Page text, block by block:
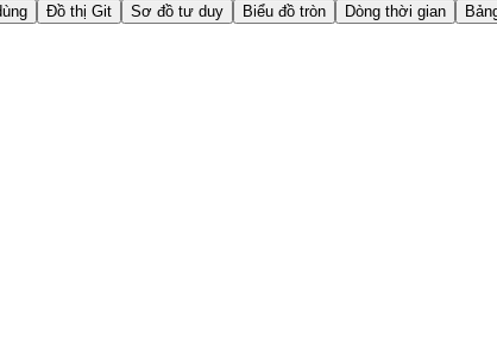
Đồ thị Git Sơ đồ tư duy Biểu đồ tròn Dòng thời gian